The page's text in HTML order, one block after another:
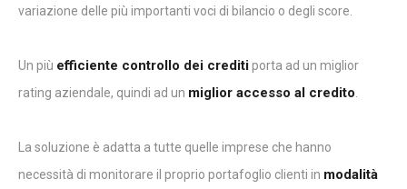
variazione delle più importanti voci di bilancio o degli score.
Un più efficiente controllo dei creditiporta ad un miglior
rating aziendale, quindi ad un miglior accesso al credito
La soluzione è adatta a tutte quelle imprese che hanno
necessità di monitorare il proprio portafoglio clienti in modalità